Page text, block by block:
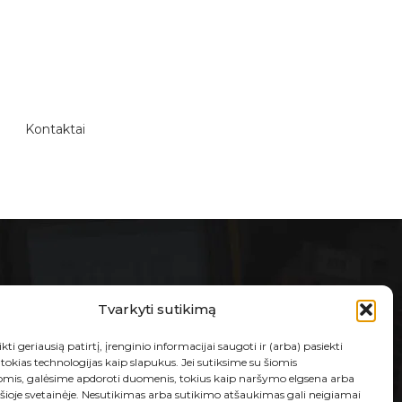
Tvarkyti sutikimą
geriausią patirtį, įrenginio informacijai saugoti ir (arba) pasiekti
technologijas kaip slapukus. Jei sutiksime su šiomis
galėsime apdoroti duomenis, tokius kaip naršymo elgsena arba
svetainėje. Nesutikimas arba sutikimo atšaukimas gali neigiamai
Kontaktai
E-PARDUOTUVĖ
Taisyklės ir sąlygos
Prekių grąžinimas ir garantija
Privatumo politika